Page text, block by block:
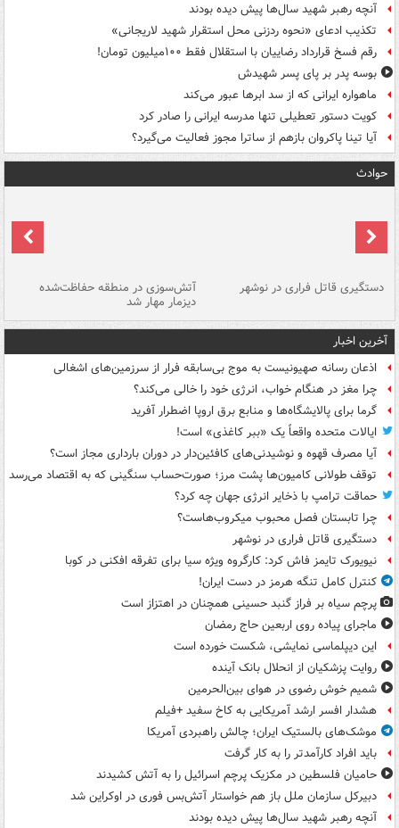
آنچه رهبر شهید سال‌ها پیش دیده بودند
تکذیب ادعای «نحوه ردزنی محل استقرار شهید لاریجانی»
رقم فسخ قرارداد رضاییان با استقلال فقط ۱۰۰میلیون تومان!
بوسه‌ پدر بر پای پسر شهیدش
ماهواره ایرانی که از سد ابرها عبور می‌کند
کویت دستور تعطیلی تنها مدرسه ایرانی را صادر کرد
آیا تینا پاکروان بازهم از ساترا مجوز فعالیت می‌گیرد؟
حوادث
دستگیری قاتل فراری در نوشهر آتش‌سوزی در منطقه حفاظت‌شده
دیزمار مهار شد
آخرین اخبار
اذعان رسانه صهیونیست به موج بی‌سابقه فرار از سرزمین‌های اشغالی
چرا مغز در هنگام خواب، انرژی خود را خالی می‌کند؟
گرما برای پالایشگاه‌ها و منابع برق اروپا اضطرار آفرید
ایالات متحده واقعاً یک «ببر کاغذی» است!
آیا مصرف قهوه و نوشیدنی‌های کافئین‌دار در دوران بارداری مجاز است؟
توقف طولانی کامیون‌ها پشت مرز؛ صورت‌حساب سنگینی که به اقتصاد می‌رسد
حماقت ترامپ با ذخایر انرژی جهان چه کرد؟
چرا تابستان فصل محبوب میکروب‌هاست؟
دستگیری قاتل فراری در نوشهر
نیویورک تایمز فاش کرد: کارگروه ویژه سیا برای تفرقه افکنی در کوبا
کنترل کامل تنگه هرمز در دست ایران!
پرچم سیاه بر فراز گنبد حسینی همچنان در اهتزاز است
ماجرای پیاده روی اربعین حاج رمضان
این دیپلماسی نمایشی، شکست خورده است
روایت پزشکیان از انحلال بانک آینده
شمیم خوش رضوی در هوای بین‌الحرمین
هشدار افسر ارشد آمریکایی به کاخ سفید +فیلم
موشک‌های بالستیک ایران؛ چالش راهبردی آمریکا
باید افراد کارآمدتر را به کار گرفت
حامیان فلسطین در مکزیک پرچم اسرائیل را به آتش کشیدند
دبیرکل سازمان ملل باز هم خواستار آتش‌بس فوری در اوکراین شد
آنچه رهبر شهید سال‌ها پیش دیده بودند